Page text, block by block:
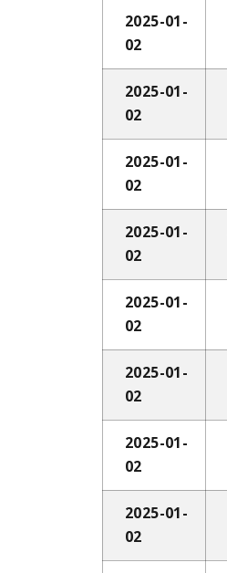
2025-01-
02
2025-01-
02
2025-01-
02
2025-01-
02
2025-01-
02
2025-01-
02
2025-01-
02
2025-01-
02